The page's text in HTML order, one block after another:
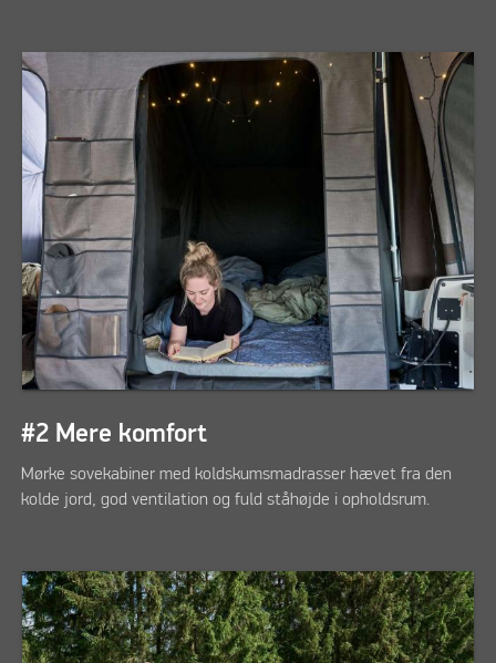
#2 Mere komfort
Mørke sovekabiner med koldskumsmadrasser hævet fra den
kolde jord, god ventilation og fuld ståhøjde i opholdsrum.